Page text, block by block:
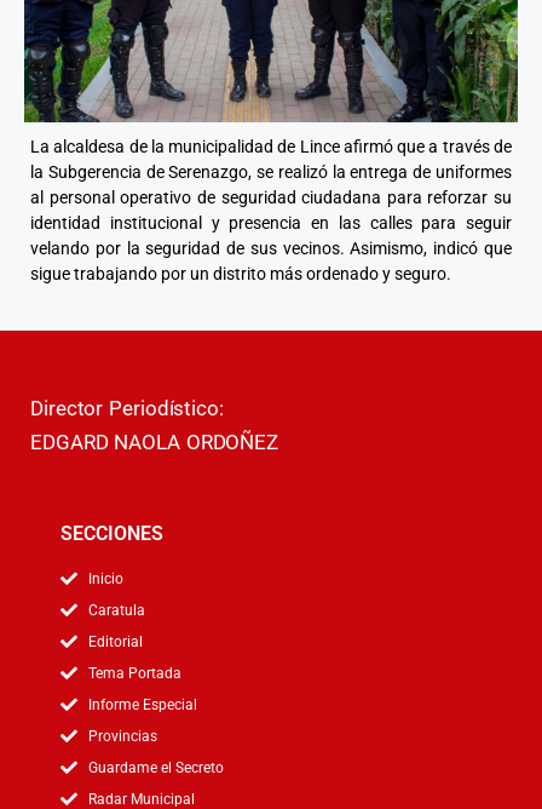
La alcaldesa de la municipalidad de Lince afirmó que a través de
la Subgerencia de Serenazgo, se realizó la entrega de uniformes
al personal operativo de seguridad ciudadana para reforzar su
identidad institucional y presencia en las calles para seguir
velando por la seguridad de sus vecinos. Asimismo, indicó que
sigue trabajando por un distrito más ordenado y seguro.
Director Periodístico:
EDGARD NAOLA ORDOÑEZ
SECCIONES
Inicio
Caratula
Editorial
Tema Portada
Informe Especial
Provincias
Guardame el Secreto
Radar Municipal